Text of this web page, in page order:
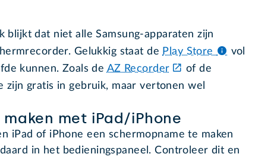
blijkt dat niet alle Samsung-apparaten zijn
Gelukkig staat de Play Store
vol
kunnen. Zoals de AZ Recorder
of de
zijn gratis in gebruik, maar vertonen wel
met iPad/iPhone
iPad of iPhone een schermopname te maken
in het bedieningspaneel. Controleer dit en